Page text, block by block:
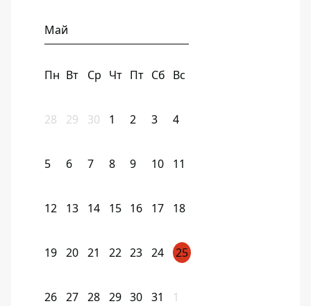
Май
Пн Вт Ср Чт Пт Сб Вс
28 29 30 1 2 3 4
5 6 7 8 9 10 11
12 13 14 15 16 17 18
19 20 21 22 23 24 25
26 27 28 29 30 31 1